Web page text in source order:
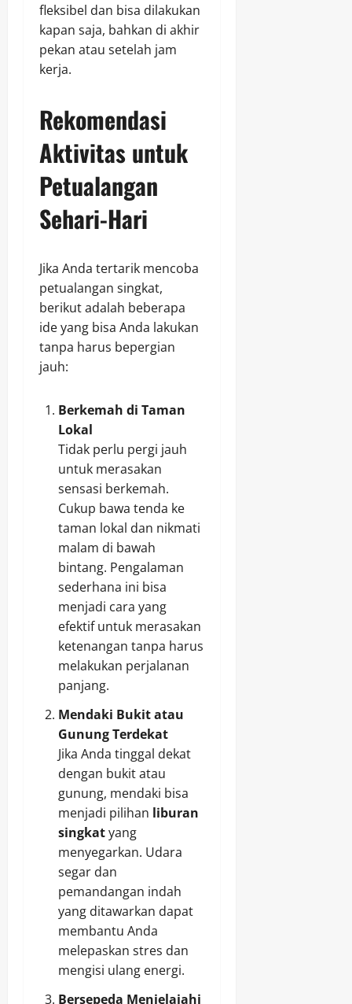
fleksibel dan bisa dilakukan
kapan saja, bahkan di akhir
pekan atau setelah jam
kerja.
Rekomendasi
Aktivitas untuk
Petualangan
Sehari-Hari
Jika Anda tertarik mencoba
petualangan singkat,
berikut adalah beberapa
ide yang bisa Anda lakukan
tanpa harus bepergian
jauh:
Berkemah di Taman
Lokal
Tidak perlu pergi jauh
untuk merasakan
sensasi berkemah.
Cukup bawa tenda ke
taman lokal dan nikmati
malam di bawah
bintang. Pengalaman
sederhana ini bisa
menjadi cara yang
efektif untuk merasakan
ketenangan tanpa harus
melakukan perjalanan
panjang.
Mendaki Bukit atau
Gunung Terdekat
Jika Anda tinggal dekat
dengan bukit atau
gunung, mendaki bisa
menjadi pilihan liburan
singkatyang
menyegarkan. Udara
segar dan
pemandangan indah
yang ditawarkan dapat
membantu Anda
melepaskan stres dan
mengisi ulang energi.
Bersepeda Menjelajahi